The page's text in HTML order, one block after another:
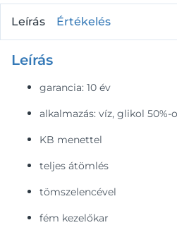
Leírás Értékelés
Leírás
garancia: 10 év
alkalmazás: víz, glikol
KB menettel
teljes átömlés
tömszelencével
fém kezelőkar